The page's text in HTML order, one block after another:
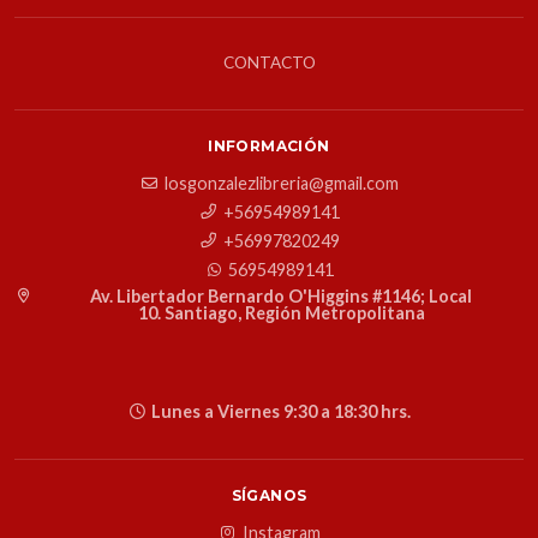
CONTACTO
INFORMACIÓN
losgonzalezlibreria@gmail.com
+56954989141
+56997820249
56954989141
Av. Libertador Bernardo O'Higgins #1146; Local
10. Santiago, Región Metropolitana
Lunes a Viernes 9:30 a 18:30 hrs.
SÍGANOS
Instagram